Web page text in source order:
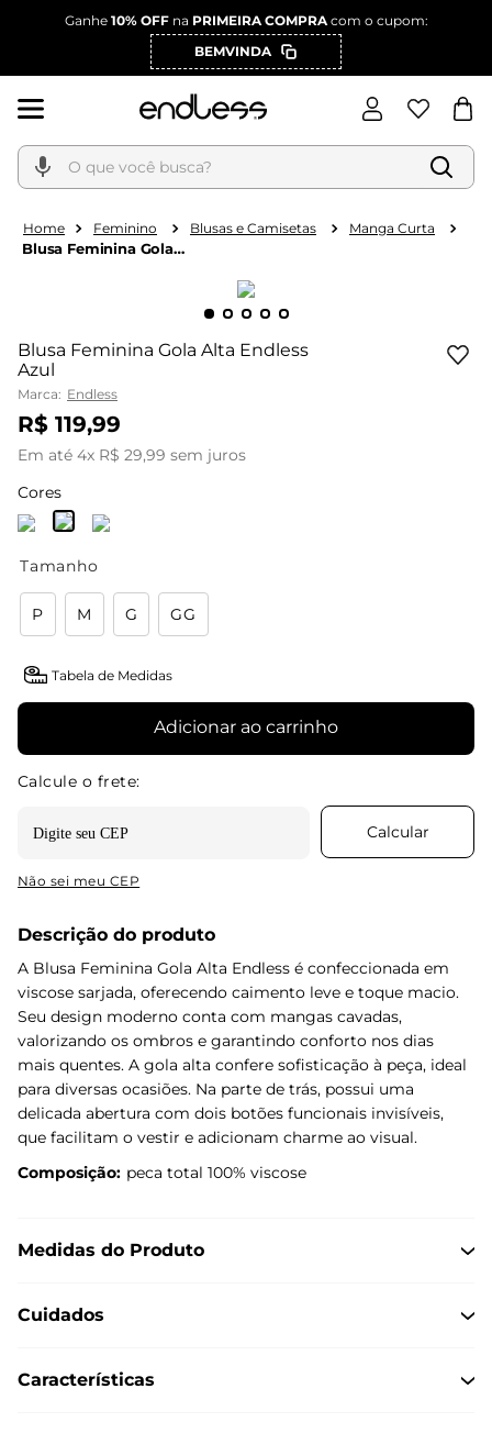
Ganhe 10% OFFna PRIMEIRA COMPRAcom o cupom:
BEMVINDA
O que você busca?
Feminino Blusas e Camisetas Manga Curta
Blusa Feminina Gola
Blusa Feminina Gola Alta Endless
Azul
Marca: Endless
R$ 119,99
Em até 4x R$ 29,99 sem juros
Cores
Tamanho
P M G GG
Tabela de Medidas
Adicionar ao carrinho
Não sei meu CEP
Descrição do produto
A Blusa Feminina Gola Alta Endless é confeccionada em
viscose sarjada, oferecendo caimento leve e toque macio.
Seu design moderno conta com mangas cavadas,
valorizando os ombros e garantindo conforto nos dias
mais quentes. A gola alta confere sofisticação à peça, ideal
para diversas ocasiões. Na parte de trás, possui uma
delicada abertura com dois botões funcionais invisíveis,
que facilitam o vestir e adicionam charme ao visual.
Composição: peca total 100% viscose
Medidas do Produto
Cuidados
Características